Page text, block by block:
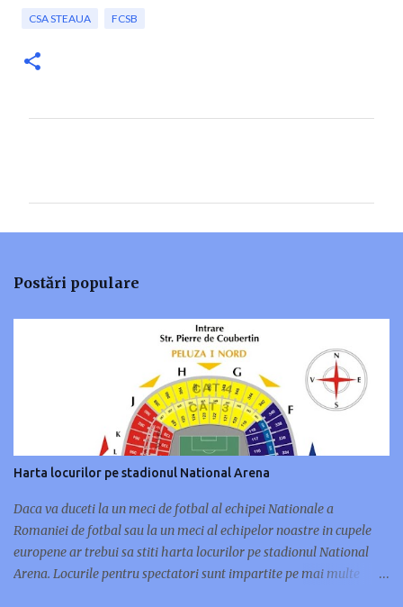
CSA STEAUA FCSB
r
Postări populare
Harta locurilor pe stadionul National Arena
Daca va duceti la un meci de fotbal al echipei Nationale a
Romaniei de fotbal sau la un meci al echipelor noastre in cupele
europene ar trebui sa stiti harta locurilor pe stadionul National
Arena. Locurile pentru spectatori sunt impartite pe mai multe